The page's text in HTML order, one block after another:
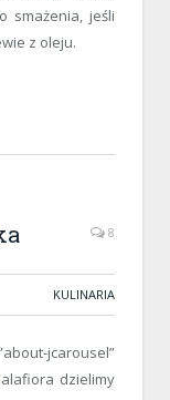
smażenia, jeśli
z oleju.
8
KULINARIA
jcarousel”
dzielimy